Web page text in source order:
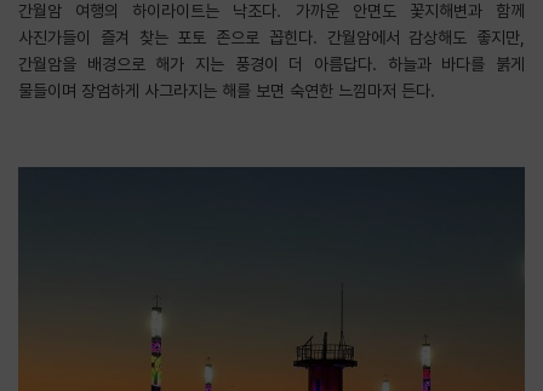
간월암 여행의 하이라이트는 낙조다. 가까운 안면도 꽃지해변과 함께
사진가들이 즐겨 찾는 포토 존으로 꼽힌다. 간월암에서 감상해도 좋지만,
간월암을 배경으로 해가 지는 풍경이 더 아름답다. 하늘과 바다를 붉게
물들이며 장엄하게 사그라지는 해를 보면 숙연한 느낌마저 든다.